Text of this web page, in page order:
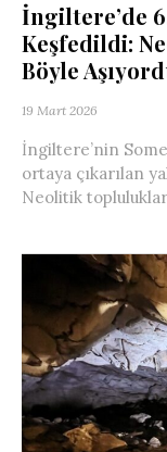
İngiltere’de
Keşfedildi:
Böyle
19 Mart 2026
İngiltere’nin
ortaya çıkarılan
Neolitik